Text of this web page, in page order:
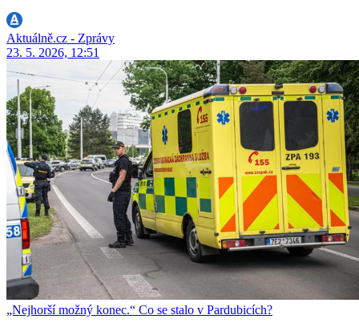
Aktuálně.cz - Zprávy
23. 5. 2026, 12:51
„Nejhorší možný konec.“ Co se stalo v Pardubicích?